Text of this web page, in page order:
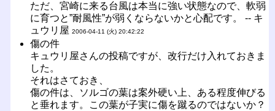
ただ、宮崎に来る台風は本当に強い状態なので、軟弱
に育つと”耐風性”が弱くならないかと心配です。 -- キ
ュウリ屋 2006-04-11 (火) 20:42:22
傷の件
キュウリ屋さんの投稿ですが、改行だけ入れておきま
した。
それはさておき、
傷の件は、ソルゴの葉は案外硬い上、ある程度伸びる
と垂れます。この葉が子実に傷を蹴るのではないか？